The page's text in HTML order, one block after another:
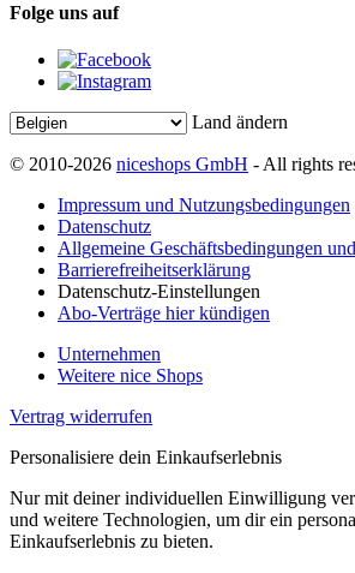
Folge uns auf
Land ändern
© 2010-2026 niceshops GmbH - All rights
Impressum und Nutzungsbedingungen
Datenschutz
Allgemeine Geschäftsbedingungen
Barrierefreiheitserklärung
Datenschutz-Einstellungen
Abo-Verträge hier kündigen
Unternehmen
Weitere nice Shops
Vertrag widerrufen
Personalisiere dein Einkaufserlebnis
Nur mit deiner individuellen Einwilligung
und weitere Technologien, um dir ein
Einkaufserlebnis zu bieten.